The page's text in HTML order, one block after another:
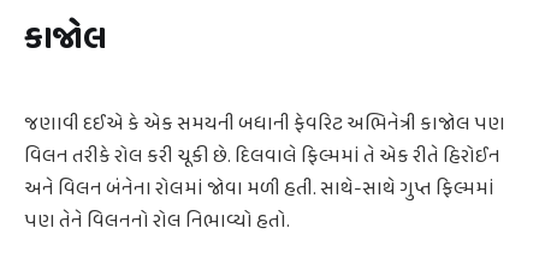
કાજોલ
જણાવી દઈએ કે એક સમયની બધાની ફેવરિટ અભિનેત્રી કાજોલ પણ
વિલન તરીકે રોલ કરી ચૂકી છે. દિલવાલે ફિલ્મમાં તે એક રીતે હિરોઈન
અને વિલન બંનેના રોલમાં જોવા મળી હતી. સાથે-સાથે ગુપ્ત ફિલ્મમાં
પણ તેને વિલનનો રોલ નિભાવ્યો હતો.